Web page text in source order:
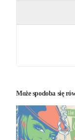
Może spodoba się